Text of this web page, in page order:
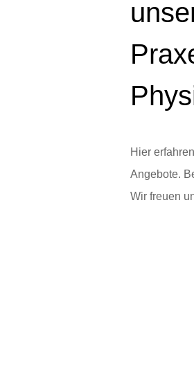
Hier
Angebote.
Wir freuen